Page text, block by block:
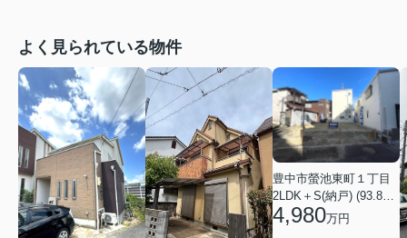
よく見られている物件
豊中市螢池東町１丁目
2LDK＋S(納戸) (93.81㎡)
4,980万円